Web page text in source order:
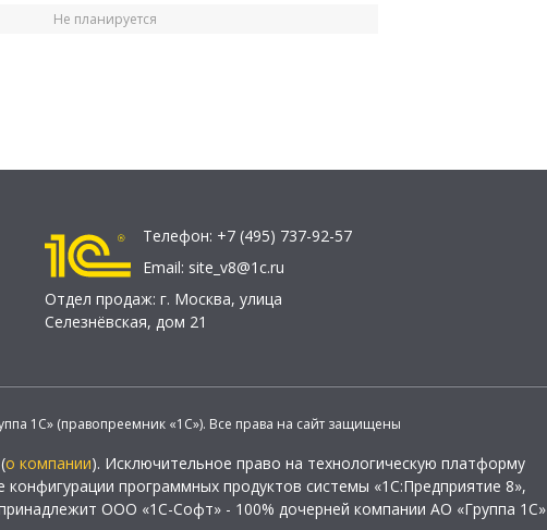
Не планируется
Телефон: +7 (495) 737-92-57
Email: site_v8@1c.ru
Отдел продаж: г. Москва, улица
Селезнёвская, дом 21
1С» (правопреемник «1С»). Все права на сайт защищены
о компании). Исключительное право на технологическую платформу
конфигурации программных продуктов системы «1С:Предприятие 8»,
ООО «1С-Софт» - 100% дочерней компании АО «Группа 1С»